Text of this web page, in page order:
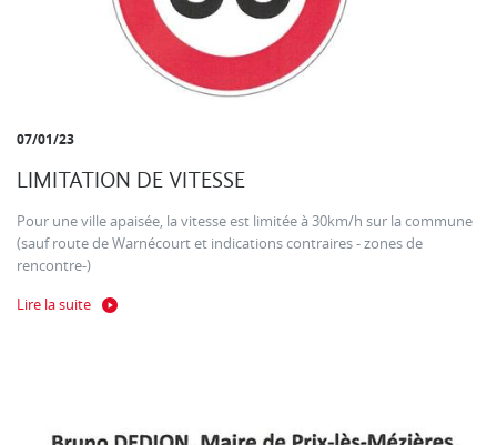
07/01/23
LIMITATION DE VITESSE
Pour une ville apaisée, la vitesse est limitée à 30km/h sur la commune
(sauf route de Warnécourt et indications contraires - zones de
rencontre-)
Lire la suite